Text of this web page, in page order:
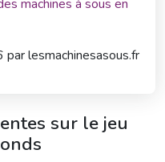
machines à sous en
parlesmachinesasous.fr
sur le jeu